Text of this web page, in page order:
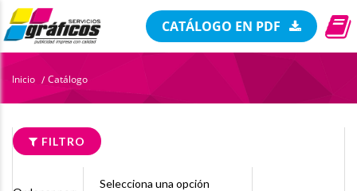
CATÁLOGO EN PDF
Inicio / Catálogo
FILTRO